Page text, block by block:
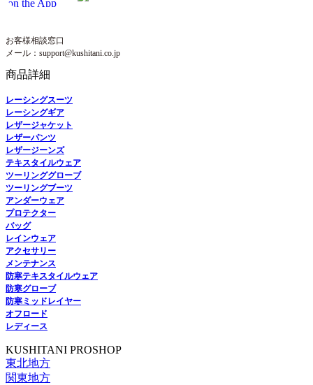
お客様相談窓口
メール：support@kushitani.co.jp
商品詳細
レーシングスーツ
レーシングギア
レザージャケット
レザーパンツ
レザージーンズ
テキスタイルウェア
ツーリンググローブ
ツーリングブーツ
アンダーウェア
プロテクター
バッグ
レインウェア
アクセサリー
メンテナンス
防寒テキスタイルウェア
防寒グローブ
防寒ミッドレイヤー
オフロード
レディース
KUSHITANI PROSHOP
東北地方
関東地方